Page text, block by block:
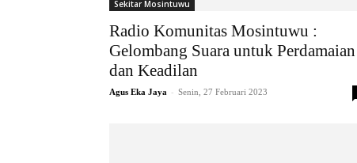
Sekitar Mosintuwu
Radio Komunitas Mosintuwu :
Gelombang Suara untuk Perdamaian
dan Keadilan
Agus Eka Jaya - Senin, 27 Februari 2023